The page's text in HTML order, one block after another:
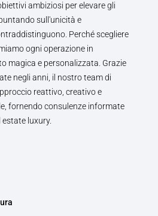
ambiziosi per elevare gli
sull'unicità e
Perché scegliere
ogni operazione in
magica e personalizzata. Grazie
negli anni, il nostro team di
reattivo, creativo e
fornendo consulenze informate
luxury.